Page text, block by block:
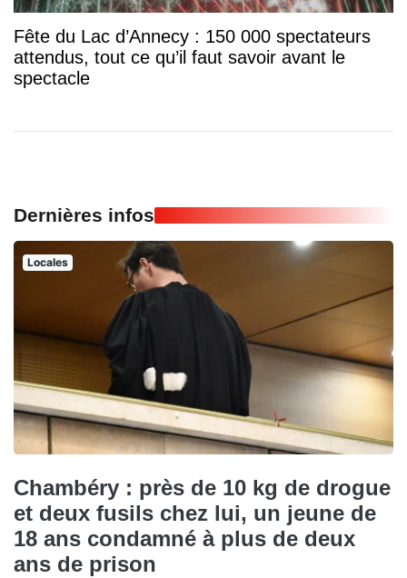
Fête du Lac d’Annecy : 150 000 spectateurs
attendus, tout ce qu’il faut savoir avant le
spectacle
Dernières infos
Locales
Chambéry : près de 10 kg de drogue
et deux fusils chez lui, un jeune de
18 ans condamné à plus de deux
ans de prison